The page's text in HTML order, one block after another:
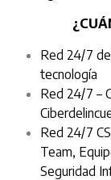
Red 24/7
tecnología
Red 24/7 –
Red 24/7
Team,
Seguridad